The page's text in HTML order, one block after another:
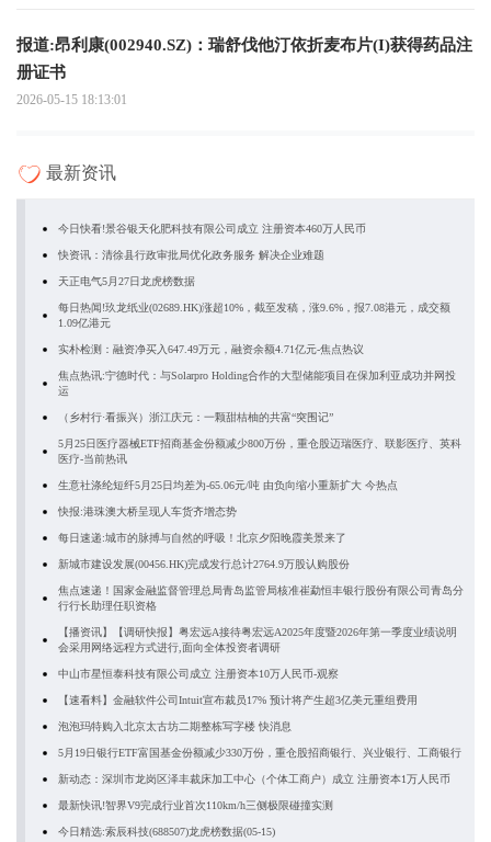
报道:昂利康(002940.SZ)：瑞舒伐他汀依折麦布片(I)获得药品注
册证书
2026-05-15 18:13:01
最新资讯
今日快看!景谷银天化肥科技有限公司成立 注册资本460万人民币
快资讯：清徐县行政审批局优化政务服务 解决企业难题
天正电气5月27日龙虎榜数据
每日热闻!玖龙纸业(02689.HK)涨超10%，截至发稿，涨9.6%，报7.08港元，成交额
1.09亿港元
实朴检测：融资净买入647.49万元，融资余额4.71亿元-焦点热议
焦点热讯:宁德时代：与Solarpro Holding合作的大型储能项目在保加利亚成功并网投
运
（乡村行·看振兴）浙江庆元：一颗甜桔柚的共富“突围记”
5月25日医疗器械ETF招商基金份额减少800万份，重仓股迈瑞医疗、联影医疗、英科
医疗-当前热讯
生意社涤纶短纤5月25日均差为-65.06元/吨 由负向缩小重新扩大 今热点
快报:港珠澳大桥呈现人车货齐增态势
每日速递:城市的脉搏与自然的呼吸！北京夕阳晚霞美景来了
新城市建设发展(00456.HK)完成发行总计2764.9万股认购股份
焦点速递！国家金融监督管理总局青岛监管局核准崔勐恒丰银行股份有限公司青岛分
行行长助理任职资格
【播资讯】【调研快报】粤宏远A接待粤宏远A2025年度暨2026年第一季度业绩说明
会采用网络远程方式进行,面向全体投资者调研
中山市星恒泰科技有限公司成立 注册资本10万人民币-观察
【速看料】金融软件公司Intuit宣布裁员17% 预计将产生超3亿美元重组费用
泡泡玛特购入北京太古坊二期整栋写字楼 快消息
5月19日银行ETF富国基金份额减少330万份，重仓股招商银行、兴业银行、工商银行
新动态：深圳市龙岗区泽丰裁床加工中心（个体工商户）成立 注册资本1万人民币
最新快讯!智界V9完成行业首次110km/h三侧极限碰撞实测
今日精选:索辰科技(688507)龙虎榜数据(05-15)